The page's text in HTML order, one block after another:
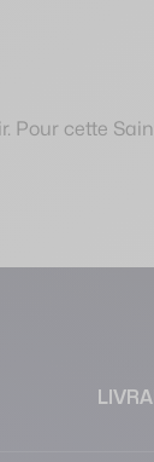
Pour cette